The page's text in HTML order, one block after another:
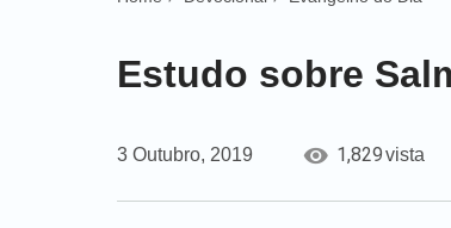
Estudo sobre
3 Outubro, 2019 1,829vista